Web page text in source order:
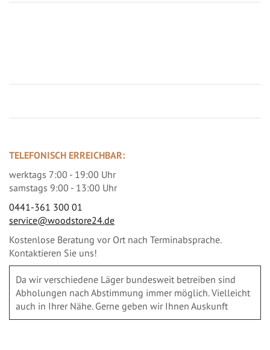
TELEFONISCH ERREICHBAR:
werktags 7:00 - 19:00 Uhr
samstags 9:00 - 13:00 Uhr
0441-361 300 01
service@woodstore24.de
Kostenlose Beratung vor Ort nach Terminabsprache.
Kontaktieren Sie uns!
Da wir verschiedene Läger bundesweit betreiben sind
Abholungen nach Abstimmung immer möglich. Vielleicht
auch in Ihrer Nähe. Gerne geben wir Ihnen Auskunft